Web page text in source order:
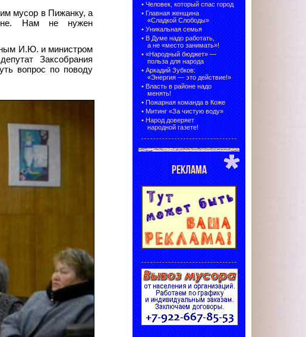
мусор в Пижанку, а
Нам не нужен
И.Ю. и министром
Заксобрания
вопрос по поводу
• Человек, который спас город
• Главная женщина
«Сладкой Слободы»
• Уникальная семья
• В Думе надо работать,
а не «место занимать»!
• «Народный бюджет» —
польза для народа
• Аркадий Зубков:
«Энергия — это действие!»
• Власть в районе надо
менять!
• Пожарная команда в Коже
• Митинг «За чистую воду»
• Народ доверяет
народной газете!
РЕКЛАМА